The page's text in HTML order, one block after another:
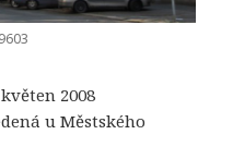
2008
u Městského